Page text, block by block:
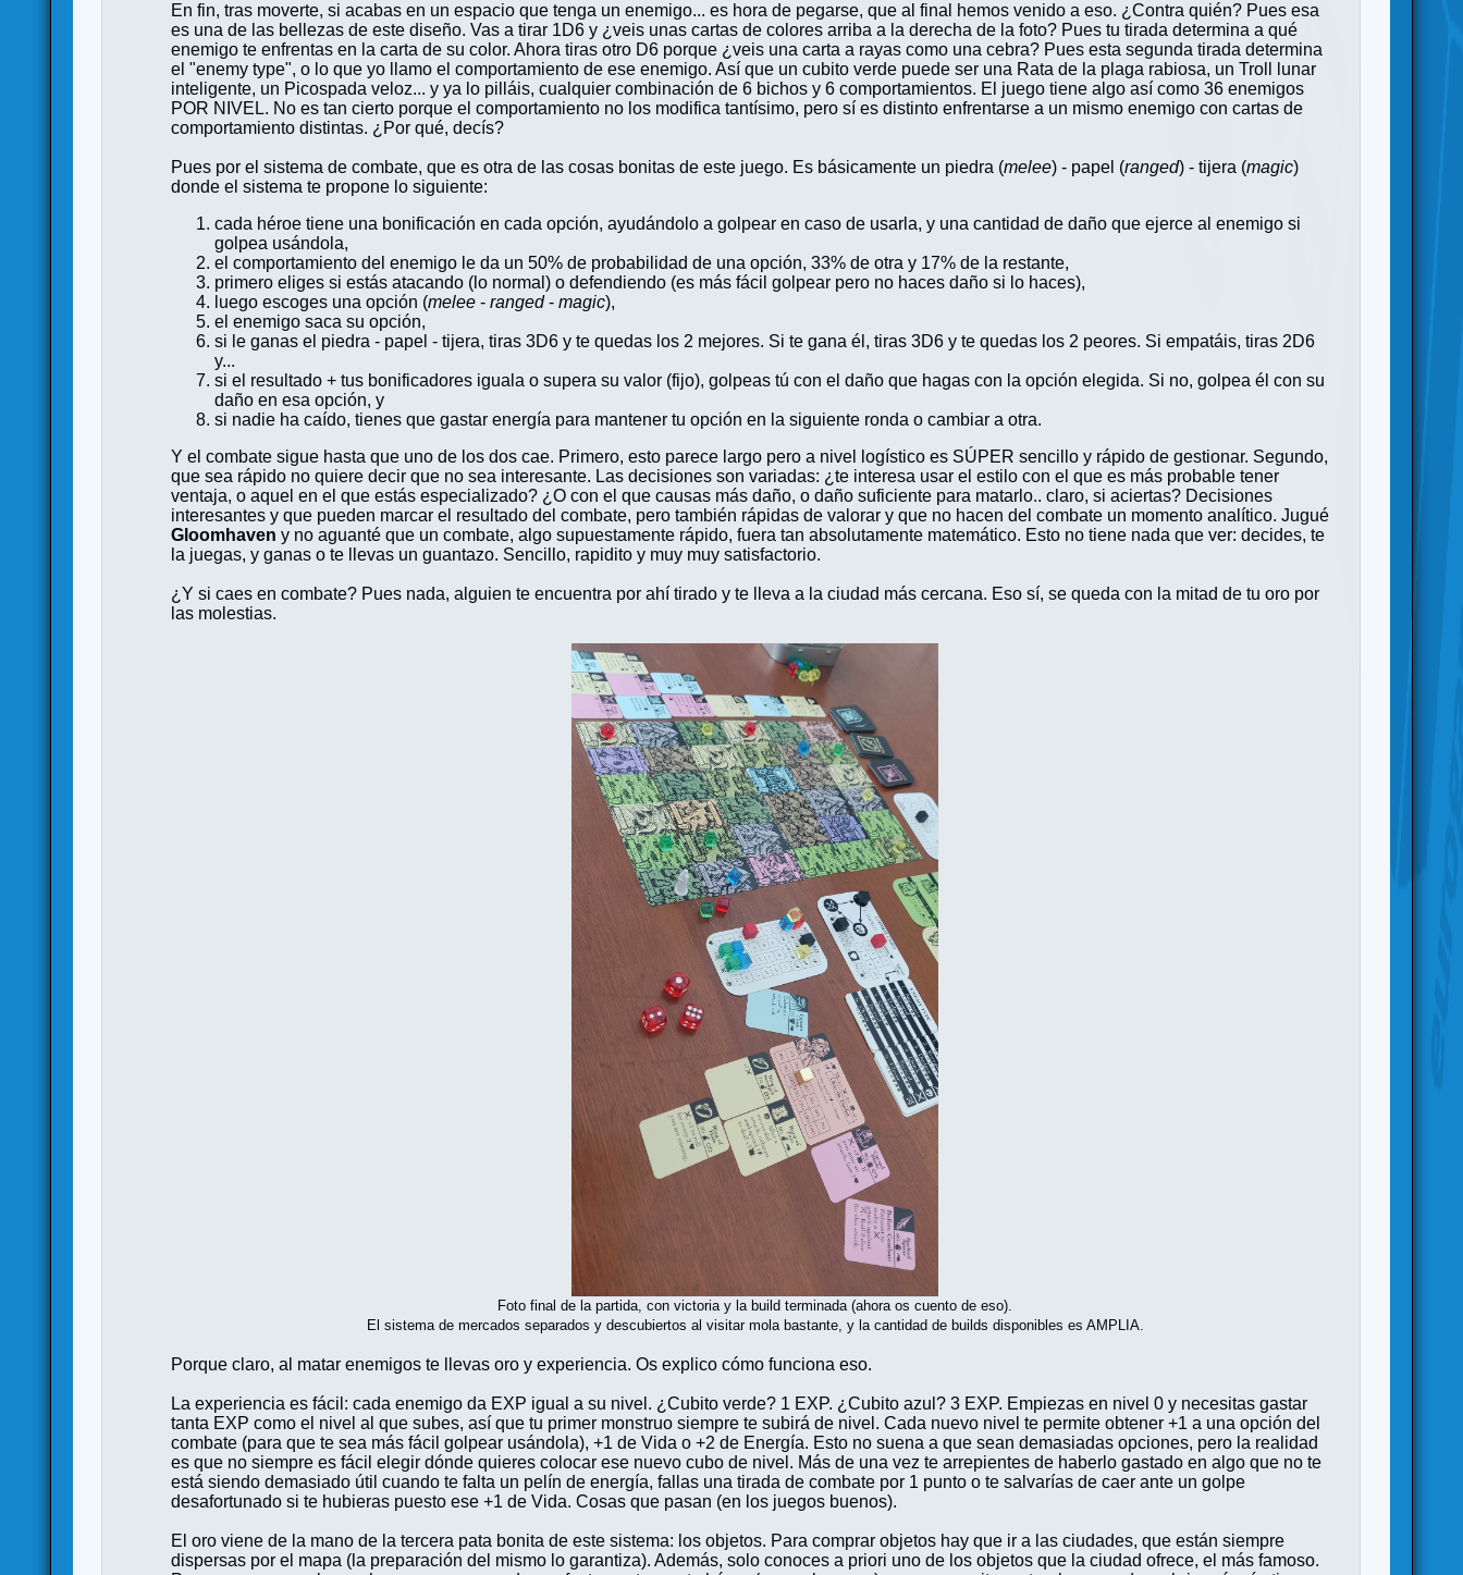
En fin, tras moverte, si acabas en un espacio que tenga un enemigo... es hora de pegarse, que al final hemos venido a eso. ¿Contra quién? Pues esa
es una de las bellezas de este diseño. Vas a tirar 1D6 y ¿veis unas cartas de colores arriba a la derecha de la foto? Pues tu tirada determina a qué
enemigo te enfrentas en la carta de su color. Ahora tiras otro D6 porque ¿veis una carta a rayas como una cebra? Pues esta segunda tirada determina
el "enemy type", o lo que yo llamo el comportamiento de ese enemigo. Así que un cubito verde puede ser una Rata de la plaga rabiosa, un Troll lunar
inteligente, un Picospada veloz... y ya lo pilláis, cualquier combinación de 6 bichos y 6 comportamientos. El juego tiene algo así como 36 enemigos
POR NIVEL. No es tan cierto porque el comportamiento no los modifica tantísimo, pero sí es distinto enfrentarse a un mismo enemigo con cartas de
comportamiento distintas. ¿Por qué, decís?
Pues por el sistema de combate, que es otra de las cosas bonitas de este juego. Es básicamente un piedra (melee) - papel (ranged) - tijera (magic)
donde el sistema te propone lo siguiente:
cada héroe tiene una bonificación en cada opción, ayudándolo a golpear en caso de usarla, y una cantidad de daño que ejerce al enemigo si
golpea usándola,
el comportamiento del enemigo le da un 50% de probabilidad de una opción, 33% de otra y 17% de la restante,
primero eliges si estás atacando (lo normal) o defendiendo (es más fácil golpear pero no haces daño si lo haces),
luego escoges una opción (melee -ranged-magic),
el enemigo saca su opción,
si le ganas el piedra - papel - tijera, tiras 3D6 y te quedas los 2 mejores. Si te gana él, tiras 3D6 y te quedas los 2 peores. Si empatáis, tiras 2D6
y...
si el resultado + tus bonificadores iguala o supera su valor (fijo), golpeas tú con el daño que hagas con la opción elegida. Si no, golpea él con su
daño en esa opción, y
si nadie ha caído, tienes que gastar energía para mantener tu opción en la siguiente ronda o cambiar a otra.
Y el combate sigue hasta que uno de los dos cae. Primero, esto parece largo pero a nivel logístico es SÚPER sencillo y rápido de gestionar. Segundo,
que sea rápido no quiere decir que no sea interesante. Las decisiones son variadas: ¿te interesa usar el estilo con el que es más probable tener
ventaja, o aquel en el que estás especializado? ¿O con el que causas más daño, o daño suficiente para matarlo.. claro, si aciertas? Decisiones
interesantes y que pueden marcar el resultado del combate, pero también rápidas de valorar y que no hacen del combate un momento analítico. Jugué
Gloomhaven y no aguanté que un combate, algo supuestamente rápido, fuera tan absolutamente matemático. Esto no tiene nada que ver: decides, te
la juegas, y ganas o te llevas un guantazo. Sencillo, rapidito y muy muy satisfactorio.
¿Y si caes en combate? Pues nada, alguien te encuentra por ahí tirado y te lleva a la ciudad más cercana. Eso sí, se queda con la mitad de tu oro por
las molestias.
Foto final de la partida, con victoria y la build terminada (ahora os cuento de eso).
El sistema de mercados separados y descubiertos al visitar mola bastante, y la cantidad de builds disponibles es AMPLIA.
Porque claro, al matar enemigos te llevas oro y experiencia. Os explico cómo funciona eso.
La experiencia es fácil: cada enemigo da EXP igual a su nivel. ¿Cubito verde? 1 EXP. ¿Cubito azul? 3 EXP. Empiezas en nivel 0 y necesitas gastar
tanta EXP como el nivel al que subes, así que tu primer monstruo siempre te subirá de nivel. Cada nuevo nivel te permite obtener +1 a una opción del
combate (para que te sea más fácil golpear usándola), +1 de Vida o +2 de Energía. Esto no suena a que sean demasiadas opciones, pero la realidad
es que no siempre es fácil elegir dónde quieres colocar ese nuevo cubo de nivel. Más de una vez te arrepientes de haberlo gastado en algo que no te
está siendo demasiado útil cuando te falta un pelín de energía, fallas una tirada de combate por 1 punto o te salvarías de caer ante un golpe
desafortunado si te hubieras puesto ese +1 de Vida. Cosas que pasan (en los juegos buenos).
El oro viene de la mano de la tercera pata bonita de este sistema: los objetos. Para comprar objetos hay que ir a las ciudades, que están siempre
dispersas por el mapa (la preparación del mismo lo garantiza). Además, solo conoces a priori uno de los objetos que la ciudad ofrece, el más famoso.